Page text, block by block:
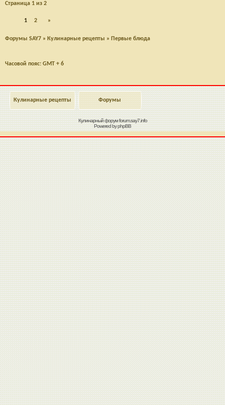
Страница 1 из 2
1 2 »
Форумы SAY7 » Кулинарные рецепты » Первые блюда
Часовой пояс: GMT + 6
Кулинарные рецепты Форумы
Кулинарный форумforum.say7.info
Powered byphpBB